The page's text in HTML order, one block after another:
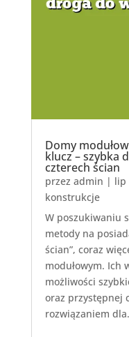
Domy
klucz – szybka
czterech ścian
przez admin | lip
konstrukcje
W poszukiwaniu
metody na
ścian”, coraz
modułowym. Ich
możliwości
oraz przystępnej
rozwiązaniem